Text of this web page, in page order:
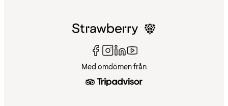
Med omdömen från